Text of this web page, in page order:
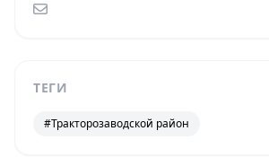
ТЕГИ
#Тракторозаводской район